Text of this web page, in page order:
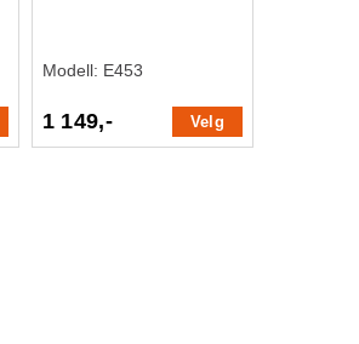
Modell: E453
1 149,- Velg